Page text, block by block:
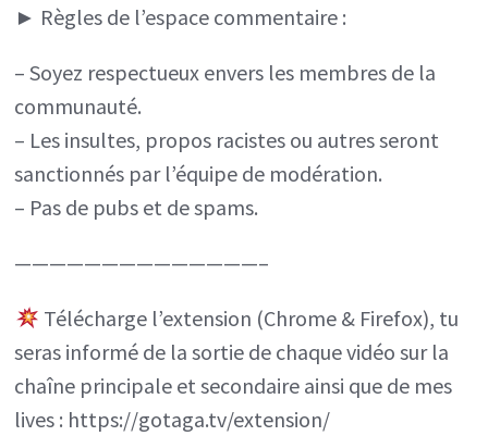
► Règles de l’espace commentaire :
– Soyez respectueux envers les membres de la
communauté.
– Les insultes, propos racistes ou autres seront
sanctionnés par l’équipe de modération.
– Pas de pubs et de spams.
——————————————–
Télécharge l’extension (Chrome & Firefox), tu
seras informé de la sortie de chaque vidéo sur la
chaîne principale et secondaire ainsi que de mes
lives : https://gotaga.tv/extension/